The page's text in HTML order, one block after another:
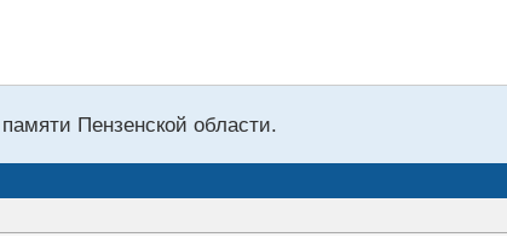
Пензенской области.